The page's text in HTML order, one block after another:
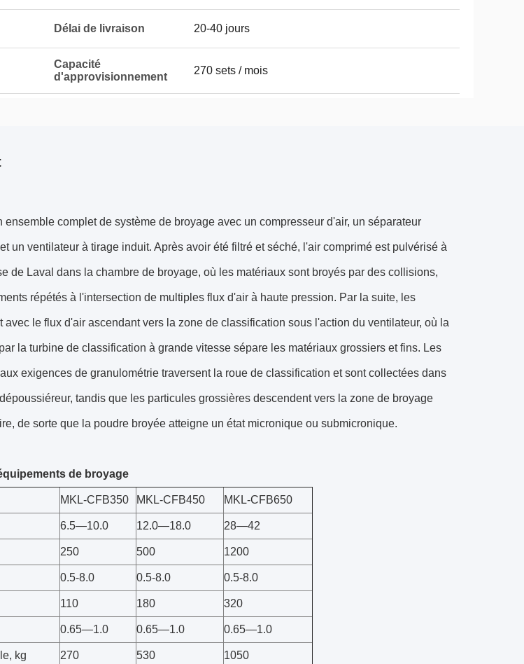
Délai de livraison 20-40 jours
Capacité
d'approvisionnement
270 sets / mois
ensemble complet de système de broyage avec un compresseur d'air, un séparateur
un ventilateur à tirage induit. Après avoir été filtré et séché, l'air comprimé est pulvérisé à
de Laval dans la chambre de broyage, où les matériaux sont broyés par des collisions,
répétés à l'intersection de multiples flux d'air à haute pression. Par la suite, les
avec le flux d'air ascendant vers la zone de classification sous l'action du ventilateur, où la
la turbine de classification à grande vitesse sépare les matériaux grossiers et fins. Les
exigences de granulométrie traversent la roue de classification et sont collectées dans
tandis que les particules grossières descendent vers la zone de broyage
de sorte que la poudre broyée atteigne un état micronique ou submicronique.
de broyage
MKL-CFB350 MKL-CFB450 MKL-CFB650
6.5—10.0 12.0—18.0 28—42
250 500 1200
0.5-8.0 0.5-8.0 0.5-8.0
110 180 320
0.65—1.0 0.65—1.0 0.65—1.0
kg 270 530 1050